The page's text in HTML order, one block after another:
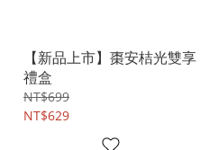
【新品上市】棗安桔光雙享
禮盒
NT$699
NT$629